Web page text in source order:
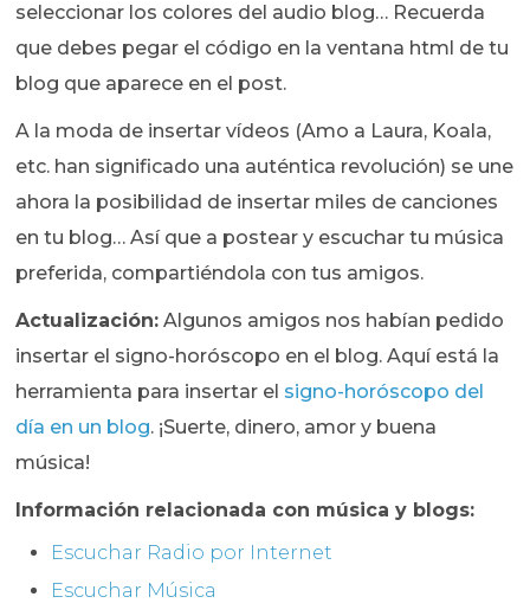
seleccionar los colores del audio blog… Recuerda
que debes pegar el código en la ventana html de tu
blog que aparece en el post.
A la moda de insertar vídeos (Amo a Laura, Koala,
etc. han significado una auténtica revolución) se une
ahora la posibilidad de insertar miles de canciones
en tu blog… Así que a postear y escuchar tu música
preferida, compartiéndola con tus amigos.
Actualización: Algunos amigos nos habían pedido
insertar el signo-horóscopo en el blog. Aquí está la
herramienta para insertar el signo-horóscopo del
día en un blog. ¡Suerte, dinero, amor y buena
música!
Información relacionada con música y blogs:
Escuchar Radio por Internet
Escuchar Música